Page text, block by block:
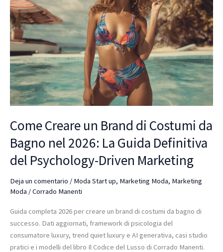
Come Creare un Brand di Costumi da
Bagno nel 2026: La Guida Definitiva
del Psychology-Driven Marketing
Deja un comentario / Moda Start up, Marketing Moda, Marketing
Moda /Corrado Manenti
Guida completa 2026 per creare un brand di costumi da bagno di
successo. Dati aggiornati, framework di psicologia del
consumatore luxury, trend quiet luxury e AI generativa, casi studio
pratici e i modelli del libro Il Codice del Lusso di Corrado Manenti.
di
Costumi
da
Bagno
nel
2026:
La
Guida
Definitiva
Psychology-
Driven
Marketing